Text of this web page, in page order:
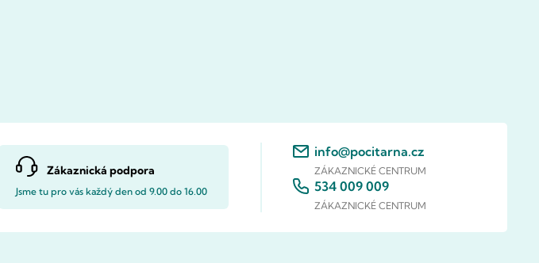
Zákaznická podpora
Jsme tu pro vás každý den od 9.00 do 16.00
info@pocitarna.cz
ZÁKAZNICKÉ CENTRUM
534 009 009
ZÁKAZNICKÉ CENTRUM